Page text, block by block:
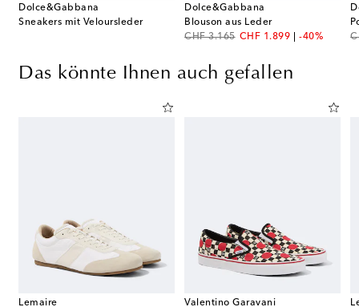
Dolce&Gabbana
Sneakers mit Veloursleder
Dolce&Gabbana
Blouson aus Leder
CHF 3.165
original priceCHF 1.899
discount price-40%
Das könnte Ihnen auch gefallen
Lemaire
Valentino Garavani